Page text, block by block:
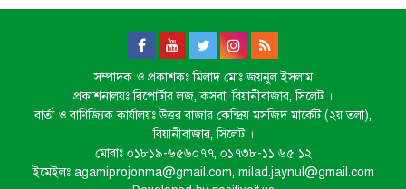
দিল্লিতে শেখ হাসিনার বক্তব্য দেওয়া
নিয়ে পররাষ্ট্র মন্ত্রণালয়ের ক্ষোভ
সিলেটের সাবেক মন্ত্রী-এমপিরা কে
কোথায়?
সম্পাদক ও প্রকাশকঃ মিলাদ মোঃ জয়নুল ইসলাম
প্রকাশনালয়ঃ রিপোর্টার লজ, কসবা, বিয়ানীবাজার, সিলেট ।
বার্তা ও বাণিজ্যিক কার্যালয়ঃ উত্তর বাজার কেন্দ্রিয় মসজিদ মার্কেট (২য় তলা),
বিয়ানীবাজার, সিলেট ।
মোবাঃ ০১৮১৯-৬৫৬০৭৭, ০১৭৩৮-১১ ৬৫ ১২
ইমেইলঃ agamiprojonma@gmail.com, milad.jaynul@gmail.com